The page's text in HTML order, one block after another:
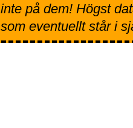
inte på dem! Högst
som eventuellt står i